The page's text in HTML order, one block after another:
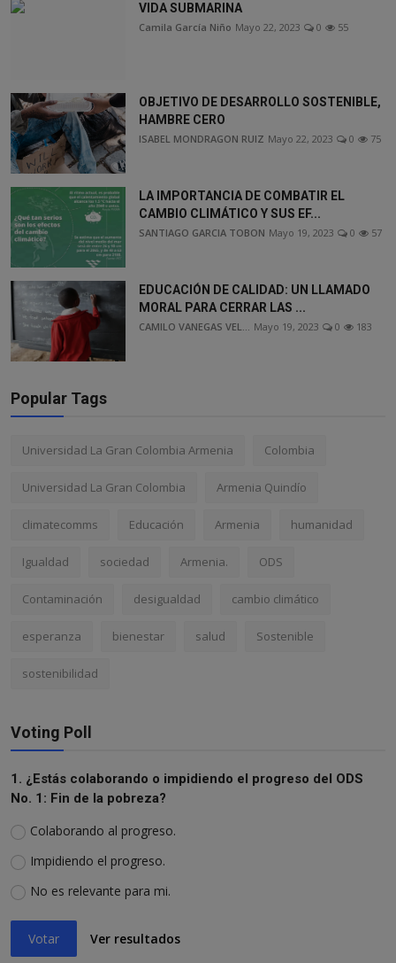
VIDA SUBMARINA
Camila García Niño Mayo 22, 2023 0 55
OBJETIVO DE DESARROLLO SOSTENIBLE,
HAMBRE CERO
ISABEL MONDRAGON RUIZ Mayo 22, 2023 0 75
LA IMPORTANCIA DE COMBATIR EL
CAMBIO CLIMÁTICO Y SUS EF...
SANTIAGO GARCIA TOBON Mayo 19, 2023 0 57
EDUCACIÓN DE CALIDAD: UN LLAMADO
MORAL PARA CERRAR LAS ...
CAMILO VANEGAS VEL... Mayo 19, 2023 0 183
Popular Tags
Universidad La Gran Colombia Armenia Colombia
Universidad La Gran Colombia Armenia Quindío
climatecomms Educación Armenia humanidad
Igualdad sociedad Armenia. ODS
Contaminación desigualdad cambio climático
esperanza bienestar salud Sostenible
sostenibilidad
Voting Poll
1. ¿Estás colaborando o impidiendo el progreso del ODS
No. 1: Fin de la pobreza?
Colaborando al progreso.
Impidiendo el progreso.
No es relevante para mi.
Votar Ver resultados